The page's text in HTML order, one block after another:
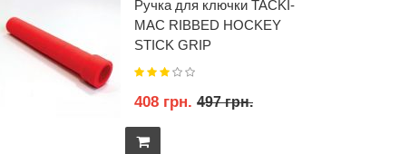
Рукавички хокейні Sherwood
Rekker Morph 1 Junior Hockey
Gloves
6075 грн. 6328 грн.
Ручка для ключки TACKI-
MAC RIBBED HOCKEY
STICK GRIP
408 грн. 497 грн.